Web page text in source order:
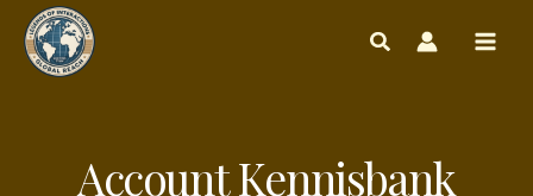
naar
Account Kennisbank